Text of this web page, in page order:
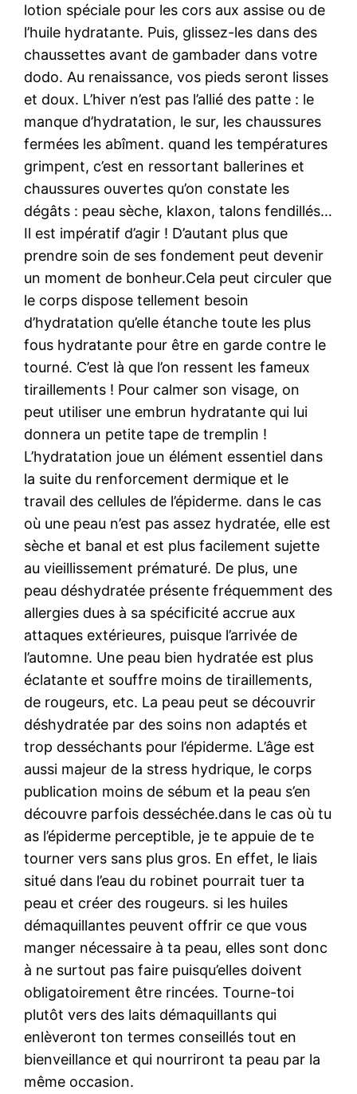
lotion spéciale pour les cors aux assise ou de
l’huile hydratante. Puis, glissez-les dans des
chaussettes avant de gambader dans votre
dodo. Au renaissance, vos pieds seront lisses
et doux. L’hiver n’est pas l’allié des patte : le
manque d’hydratation, le sur, les chaussures
fermées les abîment. quand les températures
grimpent, c’est en ressortant ballerines et
chaussures ouvertes qu’on constate les
dégâts : peau sèche, klaxon, talons fendillés…
Il est impératif d’agir ! D’autant plus que
prendre soin de ses fondement peut devenir
un moment de bonheur.Cela peut circuler que
le corps dispose tellement besoin
d’hydratation qu’elle étanche toute les plus
fous hydratante pour être en garde contre le
tourné. C’est là que l’on ressent les fameux
tiraillements ! Pour calmer son visage, on
peut utiliser une embrun hydratante qui lui
donnera un petite tape de tremplin !
L’hydratation joue un élément essentiel dans
la suite du renforcement dermique et le
travail des cellules de l’épiderme. dans le cas
où une peau n’est pas assez hydratée, elle est
sèche et banal et est plus facilement sujette
au vieillissement prématuré. De plus, une
peau déshydratée présente fréquemment des
allergies dues à sa spécificité accrue aux
attaques extérieures, puisque l’arrivée de
l’automne. Une peau bien hydratée est plus
éclatante et souffre moins de tiraillements,
de rougeurs, etc. La peau peut se découvrir
déshydratée par des soins non adaptés et
trop desséchants pour l’épiderme. L’âge est
aussi majeur de la stress hydrique, le corps
publication moins de sébum et la peau s’en
découvre parfois desséchée.dans le cas où tu
as l’épiderme perceptible, je te appuie de te
tourner vers sans plus gros. En effet, le liais
situé dans l’eau du robinet pourrait tuer ta
peau et créer des rougeurs. si les huiles
démaquillantes peuvent offrir ce que vous
manger nécessaire à ta peau, elles sont donc
à ne surtout pas faire puisqu’elles doivent
obligatoirement être rincées. Tourne-toi
plutôt vers des laits démaquillants qui
enlèveront ton termes conseillés tout en
bienveillance et qui nourriront ta peau par la
même occasion.